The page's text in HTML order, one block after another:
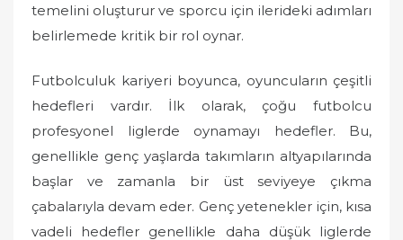
temelini oluşturur ve sporcu için ilerideki adımları
belirlemede kritik bir rol oynar.
Futbolculuk kariyeri boyunca, oyuncuların çeşitli
hedefleri vardır. İlk olarak, çoğu futbolcu
profesyonel liglerde oynamayı hedefler. Bu,
genellikle genç yaşlarda takımların altyapılarında
başlar ve zamanla bir üst seviyeye çıkma
çabalarıyla devam eder. Genç yetenekler için, kısa
vadeli hedefler genellikle daha düşük liglerde